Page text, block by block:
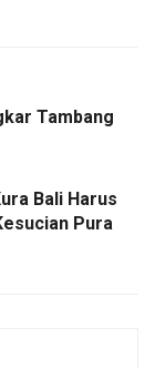
Tambang
Bali Harus
Pura